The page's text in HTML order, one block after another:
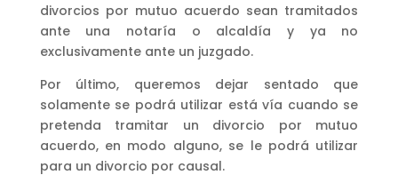
divorcios por mutuo acuerdo sean tramitados
ante una notaría o alcaldía y ya no
exclusivamente ante un juzgado.
Por último, queremos dejar sentado que
solamente se podrá utilizar está vía cuando se
pretenda tramitar un divorcio por mutuo
acuerdo, en modo alguno, se le podrá utilizar
para un divorcio por causal.